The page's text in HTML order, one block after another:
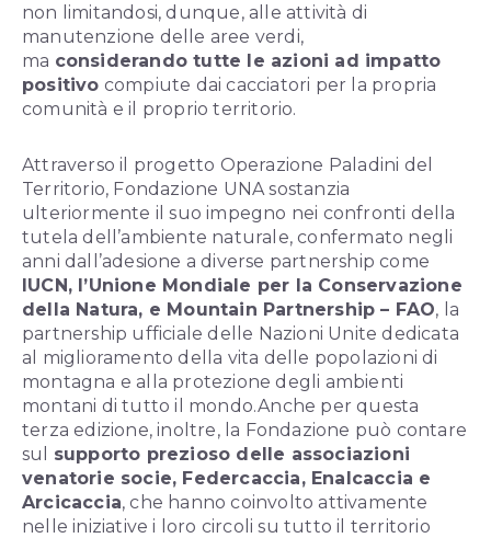
non limitandosi, dunque, alle attività di
manutenzione delle aree verdi,
ma considerando tutte le azioni ad impatto
positivo compiute dai cacciatori per la propria
comunità e il proprio territorio.
Attraverso il progetto Operazione Paladini del
Territorio, Fondazione UNA sostanzia
ulteriormente il suo impegno nei confronti della
tutela dell’ambiente naturale, confermato negli
anni dall’adesione a diverse partnership come
IUCN, l’Unione Mondiale per la Conservazione
della Natura, e Mountain Partnership – FAO, la
partnership ufficiale delle Nazioni Unite dedicata
al miglioramento della vita delle popolazioni di
montagna e alla protezione degli ambienti
montani di tutto il mondo.Anche per questa
terza edizione, inoltre, la Fondazione può contare
sul supporto prezioso delle associazioni
venatorie socie, Federcaccia, Enalcaccia e
Arcicaccia, che hanno coinvolto attivamente
nelle iniziative i loro circoli su tutto il territorio